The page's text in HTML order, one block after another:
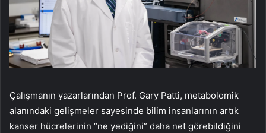
Çalışmanın yazarlarından Prof. Gary Patti, metabolomik
alanındaki gelişmeler sayesinde bilim insanlarının artık
kanser hücrelerinin “ne yediğini” daha net görebildiğini